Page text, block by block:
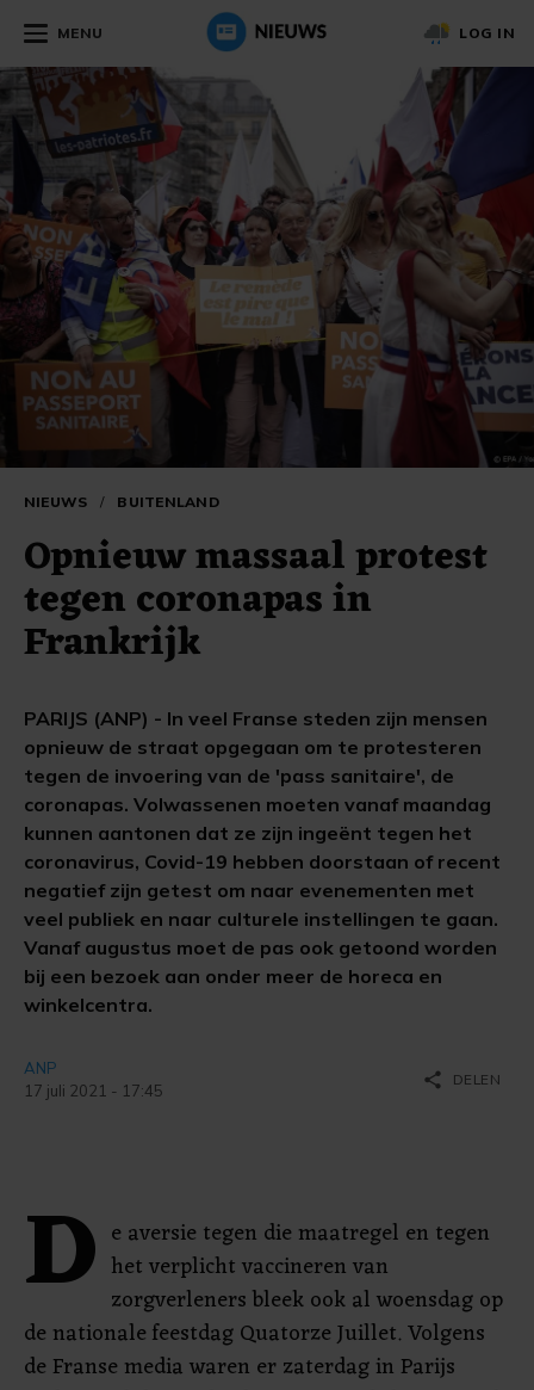
MENU LOG IN
NIEUWS / BUITENLAND
Opnieuw massaal protest
tegen coronapas in
Frankrijk
PARIJS (ANP) - In veel Franse steden zijn mensen
opnieuw de straat opgegaan om te protesteren
tegen de invoering van de 'pass sanitaire', de
coronapas. Volwassenen moeten vanaf maandag
kunnen aantonen dat ze zijn ingeënt tegen het
coronavirus, Covid-19 hebben doorstaan of recent
negatief zijn getest om naar evenementen met
veel publiek en naar culturele instellingen te gaan.
Vanaf augustus moet de pas ook getoond worden
bij een bezoek aan onder meer de horeca en
winkelcentra.
ANP
17 juli 2021 - 17:45
share DELEN
D e aversie tegen die maatregel en tegen
het verplicht vaccineren van
zorgverleners bleek ook al woensdag op
de nationale feestdag Quatorze Juillet. Volgens
de Franse media waren er zaterdag in Parijs